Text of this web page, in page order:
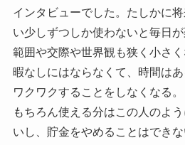
インタビューでした。たしかに
い少しずつしか使わないと毎日
範囲や交際や世界観も狭く小さ
暇なしにはならなくて、時間は
ワクワクすることをしなくなる。
もちろん使える分はこの人のよ
いし、貯金をやめることはでき